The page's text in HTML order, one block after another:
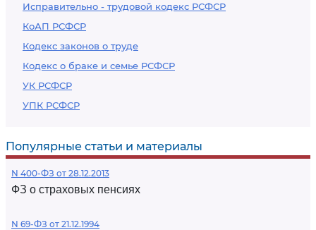
Исправительно - трудовой кодекс РСФСР
КоАП РСФСР
Кодекс законов о труде
Кодекс о браке и семье РСФСР
УК РСФСР
УПК РСФСР
Популярные статьи и материалы
N 400-ФЗ от 28.12.2013
ФЗ о страховых пенсиях
N 69-ФЗ от 21.12.1994